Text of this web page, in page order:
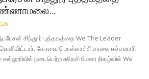
சிந்தூர் புத்தகத்தை We The Leader
கோவை பொள்ளாச்சி சாலை ஈச்சனாரி
நடைபெற்ற சுதேசி மேளா நிகழ்வில் We